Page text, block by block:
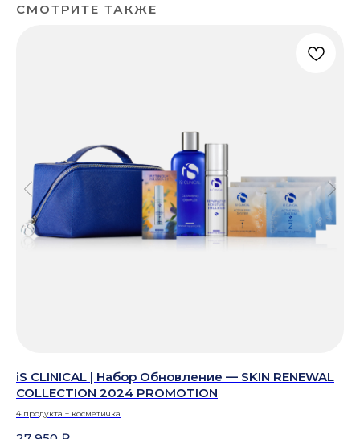
СМОТРИТЕ ТАКЖЕ
iS CLINICAL | Набор Обновление — SKIN RENEWAL
COLLECTION 2024 PROMOTION
4 продукта + косметичка